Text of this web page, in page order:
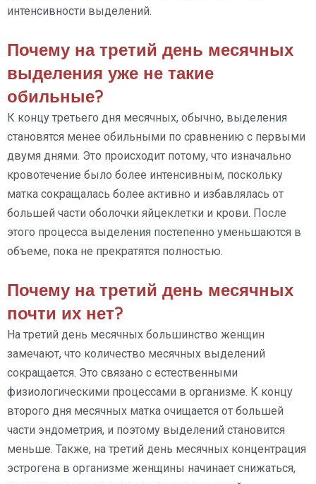
интенсивности выделений.
Почему на третий день месячных
выделения уже не такие
обильные?
К концу третьего дня месячных, обычно, выделения
становятся менее обильными по сравнению с первыми
двумя днями. Это происходит потому, что изначально
кровотечение было более интенсивным, поскольку
матка сокращалась более активно и избавлялась от
большей части оболочки яйцеклетки и крови. После
этого процесса выделения постепенно уменьшаются в
объеме, пока не прекратятся полностью.
Почему на третий день месячных
почти их нет?
На третий день месячных большинство женщин
замечают, что количество месячных выделений
сокращается. Это связано с естественными
физиологическими процессами в организме. К концу
второго дня месячных матка очищается от большей
части эндометрия, и поэтому выделений становится
меньше. Также, на третий день месячных концентрация
эстрогена в организме женщины начинает снижаться,